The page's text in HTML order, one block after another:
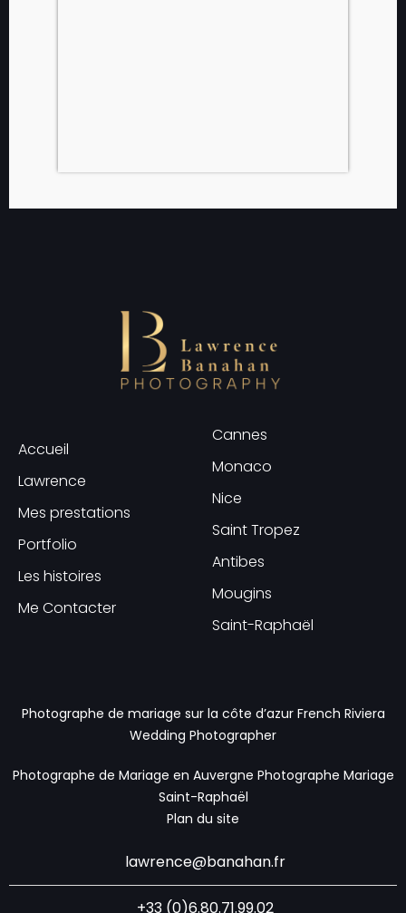
Accueil
Lawrence
Mes prestations
Portfolio
Les histoires
Me Contacter
Cannes
Monaco
Nice
Saint Tropez
Antibes
Mougins
Saint-Raphaël
Photographe de mariage sur la côte d’azur French Riviera
Wedding Photographer
Photographe de Mariage en Auvergne Photographe Mariage
Saint-Raphaël
Plan du site
lawrence@banahan.fr
+33 (0)6.80.71.99.02